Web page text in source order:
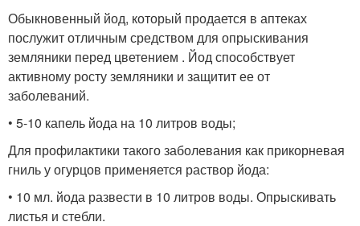
Обыкновенный йод, который продается в аптеках
послужит отличным средством для опрыскивания
земляники перед цветением . Йод способствует
активному росту земляники и защитит ее от
заболеваний.
• 5-10 капель йода на 10 литров воды;
Для профилактики такого заболевания как прикорневая
гниль у огурцов применяется раствор йода:
• 10 мл. йода развести в 10 литров воды. Опрыскивать
листья и стебли.